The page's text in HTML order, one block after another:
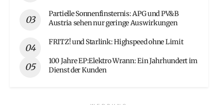
Partielle Sonnenfinsternis: APG und PV&B
Austria sehen nur geringe Auswirkungen
FRITZ! und Starlink: Highspeed ohne Limit
100 Jahre EP:Elektro Wrann: Ein Jahrhundert im
Dienst der Kunden